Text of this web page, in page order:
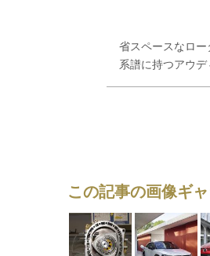
省スペースなロ
系譜に持つアウ
この記事の画像ギ